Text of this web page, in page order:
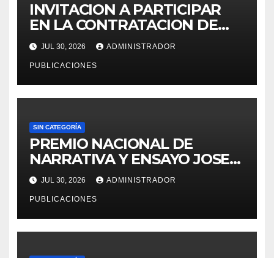
INVITACION A PARTICIPAR
EN LA CONTRATACION DE
SERVICIO DE ESPECIALISTA
EN RECURSOS HUMANOS
PARA LA OFICINA DE
ADMINISTRACION DE
PERSONAL – UGEL MOHO.
JUL 30, 2026 ADMINISTRADOR
PUBLICACIONES
SIN CATEGORÍA
PREMIO NACIONAL DE
NARRATIVA Y ENSAYO JOSE
MARIA ARGUEDAS
JUL 30, 2026 ADMINISTRADOR
PUBLICACIONES